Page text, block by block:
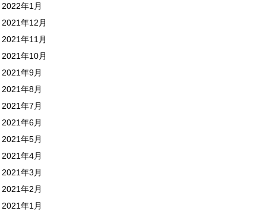
2022年1月
2021年12月
2021年11月
2021年10月
2021年9月
2021年8月
2021年7月
2021年6月
2021年5月
2021年4月
2021年3月
2021年2月
2021年1月